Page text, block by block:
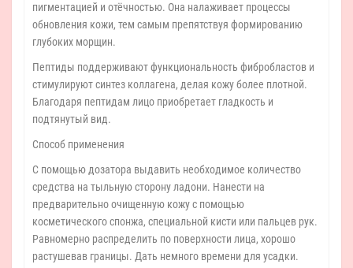
пигментацией и отёчностью. Она налаживает процессы
обновления кожи, тем самым препятствуя формированию
глубоких морщин.
Пептиды поддерживают функциональность фибробластов и
стимулируют синтез коллагена, делая кожу более плотной.
Благодаря пептидам лицо приобретает гладкость и
подтянутый вид.
Способ применения
С помощью дозатора выдавить необходимое количество
средства на тыльную сторону ладони. Нанести на
предварительно очищенную кожу с помощью
косметического спонжа, специальной кисти или пальцев рук.
Равномерно распределить по поверхности лица, хорошо
растушевав границы. Дать немного времени для усадки.